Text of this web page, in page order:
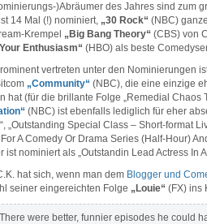
)Abräumer des Jahres sind zum
14 Mal (!) nominiert, „30 Rock“ (NBC)
Krempel „Big Bang Theory“ (CBS) von
Enthusiasm“ (HBO) als beste
vertreten unter den Nominierungen
„Community“ (NBC), die eine einzige
hat (für die brillante Folge „Remedial Chaos
(NBC) ist ebenfalls lediglich für eher
„Outstanding Special Class – Short-format
A Comedy Or Drama Series (Half-Hour)
ist nominiert als „Outstandin Lead Actress In
hat sich, wenn man dem Blogger und
seiner eingereichten Folge „Louie“ (FX) ins
There were better, funnier episodes he could